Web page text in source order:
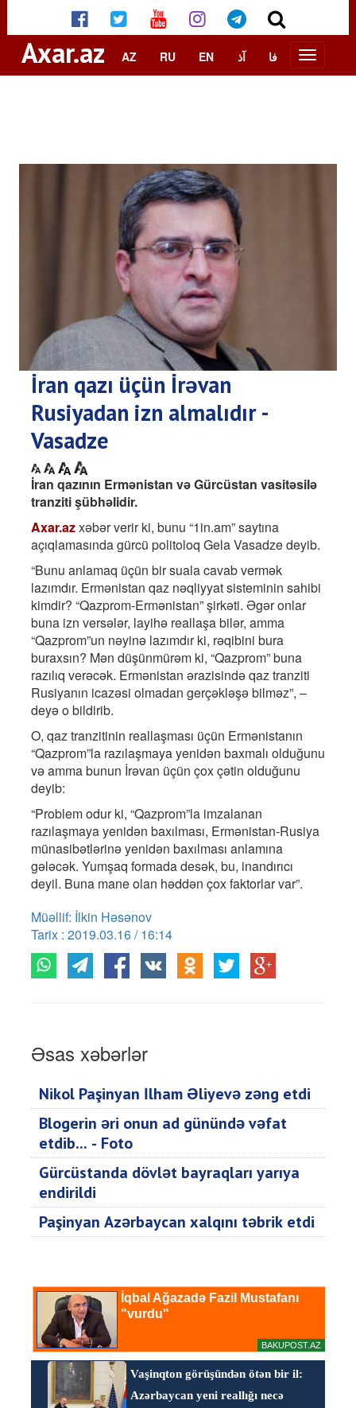
Axar.az AZ RU EN آذ فا
İran qazı üçün İrəvan
Rusiyadan izn almalıdır -
Vasadze
İran qazının Ermənistan və Gürcüstan vasitəsilə
tranziti şübhəlidir.
Axar.azxəbər verir ki, bunu “1in.am” saytına
açıqlamasında gürcü politoloq Gela Vasadze deyib.
“Bunu anlamaq üçün bir suala cavab vermək
lazımdır. Ermənistan qaz nəqliyyat sisteminin sahibi
kimdir? “Qazprom-Ermənistan” şirkəti. Əgər onlar
buna izn versələr, layihə reallaşa bilər, amma
“Qazprom”un nəyinə lazımdır ki, rəqibini bura
buraxsın? Mən düşünmürəm ki, “Qazprom” buna
razılıq verəcək. Ermənistan ərazisində qaz tranziti
Rusiyanın icazəsi olmadan gerçəkləşə bilməz”, –
deyə o bildirib.
O, qaz tranzitinin reallaşması üçün Ermənistanın
“Qazprom”la razılaşmaya yenidən baxmalı olduğunu
və amma bunun İrəvan üçün çox çətin olduğunu
deyib:
“Problem odur ki, “Qazprom”la imzalanan
razılaşmaya yenidən baxılması, Ermənistan-Rusiya
münasibətlərinə yenidən baxılması anlamına
gələcək. Yumşaq formada desək, bu, inandırıcı
deyil. Buna mane olan həddən çox faktorlar var”.
Müəllif: İlkin Həsənov
Tarix : 2019.03.16 / 16:14
Əsas xəbərlər
Nikol Paşinyan İlham Əliyevə zəng etdi
Blogerin əri onun ad günündə vəfat
etdib... - Foto
Gürcüstanda dövlət bayraqları yarıya
endirildi
Paşinyan Azərbaycan xalqını təbrik etdi